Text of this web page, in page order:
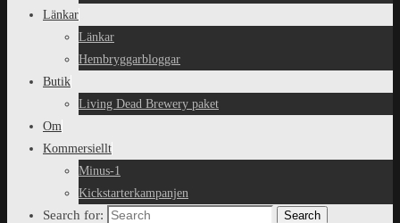
Länkar
Länkar
Hembryggarbloggar
Butik
Living Dead Brewery paket
Om
Kommersiellt
Minus-1
Kickstarterkampanjen
Search for: Search